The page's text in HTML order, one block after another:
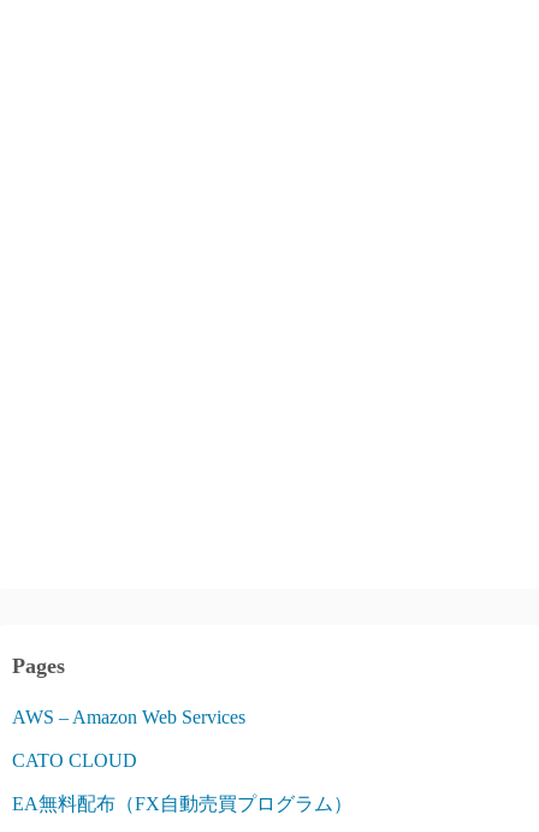
Pages
AWS – Amazon Web Services
CATO CLOUD
EA無料配布（FX自動売買プログラム）